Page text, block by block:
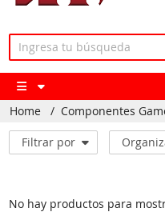
Home / Componentes
Filtrar por
No hay productos para